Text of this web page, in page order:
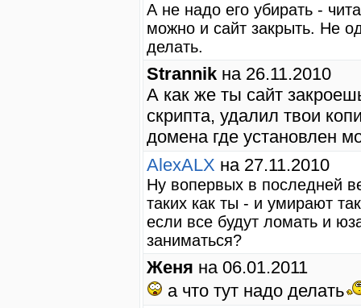
А не надо его убирать -
можно и сайт закрыть. Не
делать.
Strannik на 26.11.2010
А как же ты сайт
скрипта, удалил твои
домена где установлен
AlexALX на 27.11.2010
Ну вопервых в последней
таких как ты - и умирают
если все будут ломать и
заниматься?
Женя на 06.01.2011
а что тут надо делать